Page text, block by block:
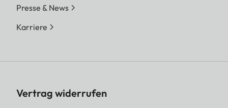
Presse & News
Karriere
Vertrag widerrufen